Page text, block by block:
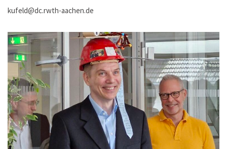
kufeld@dc.rwth-aachen.de